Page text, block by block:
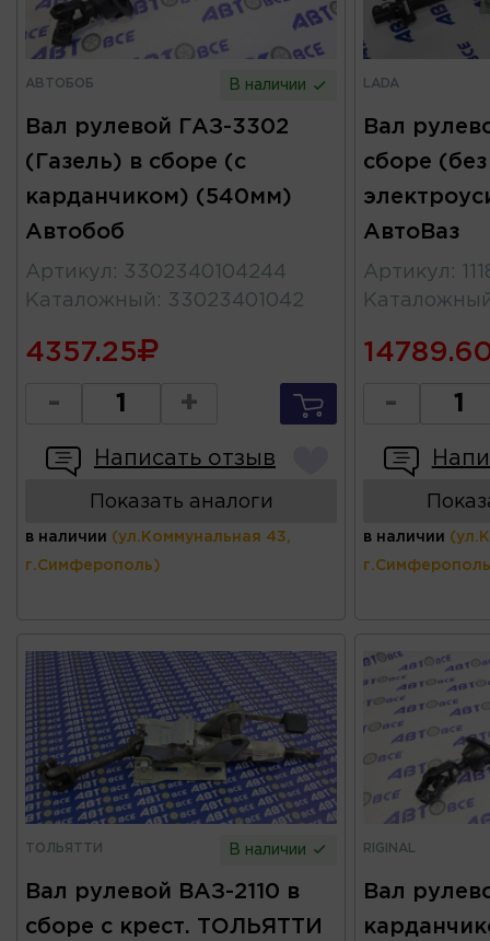
АВТОБОБ В наличии
Вал рулевой ГАЗ-3302
(Газель) в сборе (с
карданчиком) (540мм)
Автобоб
Артикул : 3302340104244
Каталожный : 33023401042
4357.25
- +
Написать отзыв
Показать аналоги
в наличии (ул.Коммунальная 43,
г.Симферополь)
LADA
Вал
сборе (без
АвтоВаз
Артикул :
-
в наличии
ТОЛЬЯТТИ В наличии
Вал рулевой ВАЗ-2110 в
сборе с крест. ТОЛЬЯТТИ
RIGINAL
Вал